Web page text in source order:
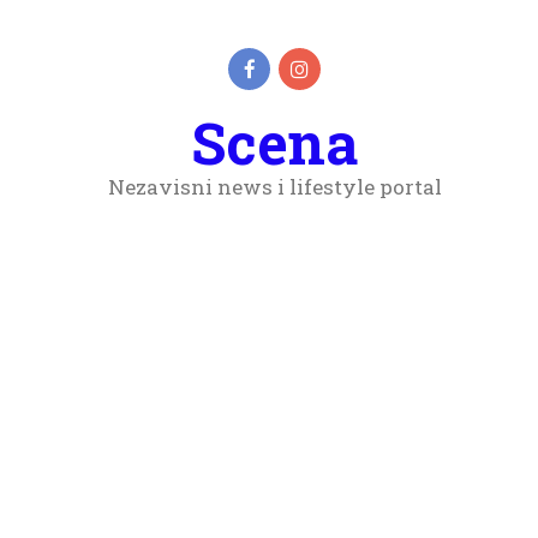
Scena
Nezavisni news i lifestyle portal